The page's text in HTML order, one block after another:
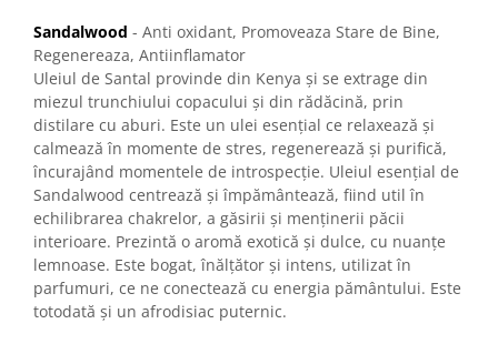
Sandalwood - Anti oxidant, Promoveaza Stare de Bine,
Regenereaza, Antiinflamator
Uleiul de Santal provinde din Kenya și se extrage din
miezul trunchiului copacului și din rădăcină, prin
distilare cu aburi. Este un ulei esențial ce relaxează și
calmează în momente de stres, regenerează și purifică,
încurajând momentele de introspecție. Uleiul esențial de
Sandalwood centrează și împământează, fiind util în
echilibrarea chakrelor, a găsirii și menținerii păcii
interioare. Prezintă o aromă exotică și dulce, cu nuanțe
lemnoase. Este bogat, înălțător și intens, utilizat în
parfumuri, ce ne conectează cu energia pământului. Este
totodată și un afrodisiac puternic.